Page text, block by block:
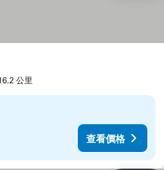
看價格
公里
查看價格